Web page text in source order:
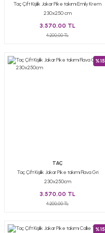
Taç Çift Kişilik Jakar Pike takımı Emily Krem
230x250 cm
3.570,00 TL
4.200,00 TL
%15
TAÇ
Taç Çift Kişilik Jakar Pike takımı Flava Gri
230x250cm
3.570,00 TL
4.200,00 TL
%15